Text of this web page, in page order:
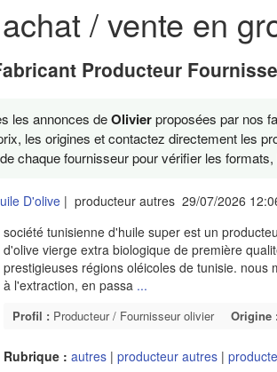
/ vente en
Producteur
les annonces deOlivierproposées par nos
les origines et contactez directement les
de chaque fournisseur pour vérifier les
D'olive| producteur autres 29/07/2026
société tunisienne d'huile super est un
d'olive vierge extra biologique de première
prestigieuses régions oléicoles de tunisie.
à l'extraction, en passa ...
Profil :Producteur / Fournisseur olivier Origine
Rubrique : autres | producteur autres|